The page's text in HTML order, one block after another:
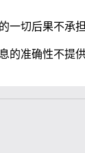
一切后果不承
的准确性不提